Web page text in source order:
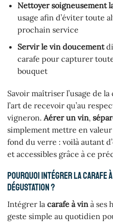
Nettoyer soigneusement
usage afin d’éviter toute
prochain service
Servir le vin doucement
carafe pour capturer
bouquet
Savoir maîtriser l’usage de
l’art de recevoir qu’au
vigneron. Aérer un vin,
simplement mettre en
fond du verre : voilà autant
et accessibles grâce à ce
Pourquoi intégrer la carafe à
dégustation ?
Intégrer la carafe à vin à ses
geste simple au quotidien